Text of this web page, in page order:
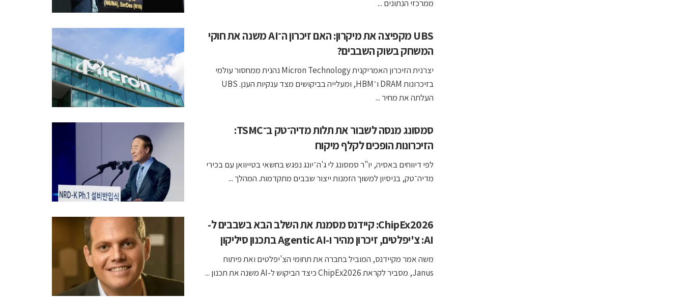
ממרכזי הנתונים ...
UBS מקפיצה את מיקרון: האם זיכרון ה־AI משנה את חוקי
המשחק בשוק השבבים?
יצרנית הזיכרון האמריקנית Micron Technology נהנית ממחסור עולמי
בזיכרונות DRAM ו־HBM, ומעלייה בביקושים מצד ענקיות הענן. UBS
העלתה את מחיר ...
סמסונג מנסה לשבור את תלות מדיה־טק ב־TSMC:
הזיכרונות הופכים לקלף מיקוח
לפי דיווחים באסיה, יו"ר סמסונג לי ג'ה־יונג נפגש בחשאי בטייוואן עם בכירי
מדיה־טק, בניסיון למשוך הזמנות ייצור שבבים מתקדמות. המהלך ...
ChipEx2026: קיידנס מסמנת את השלב הבא בשבבים ל-
AI: צ'יפלטים, זיכרון מהיר ו-Agentic AI בתכנון סיליקון
משה אמר מקיידנס, המוביל בחברה את תחומי הצ'יפלטים ואת פיתוח
Janus, מסביר לקראת ChipEx2026 כיצד הביקוש ל-AI משנה את תכנון ...